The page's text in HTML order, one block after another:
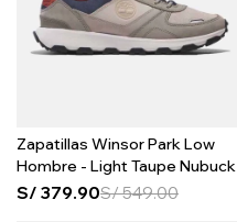
Zapatillas Winsor Park Low
Hombre - Light Taupe Nubuck
S/ 379.90S/549.00